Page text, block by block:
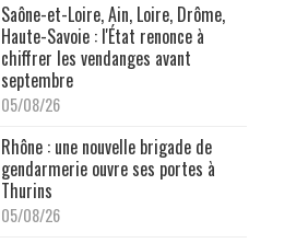
Saône-et-Loire, Ain, Loire, Drôme,
Haute-Savoie : l'État renonce à
chiffrer les vendanges avant
septembre
05/08/26
Rhône : une nouvelle brigade de
gendarmerie ouvre ses portes à
Thurins
05/08/26